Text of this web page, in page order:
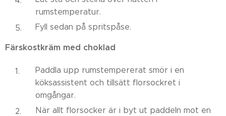
rumstemperatur.
Fyll sedan på spritspåse.
Färskostkräm med choklad
Paddla upp rumstempererat smör i en
köksassistent och tillsätt florsockret i
omgångar.
När allt florsocker är i byt ut paddeln mot en